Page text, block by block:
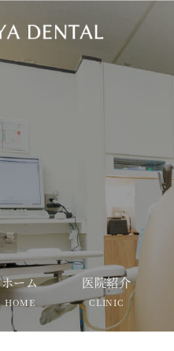
ホーム
HOME
医院紹介
CLINIC